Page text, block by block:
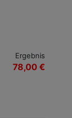
Ergebnis
78,00 €